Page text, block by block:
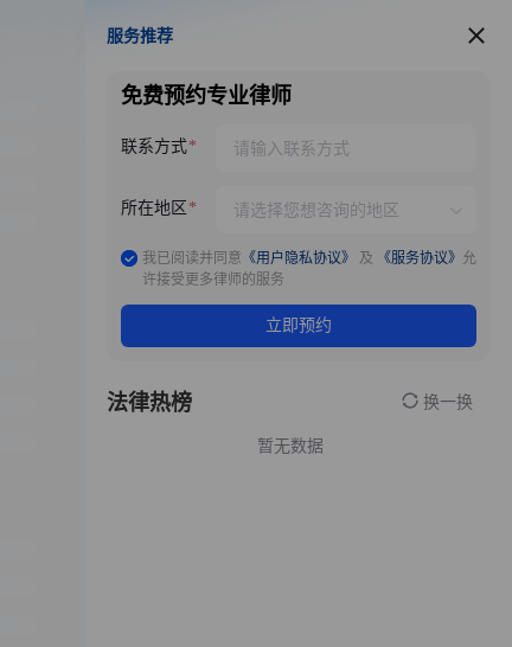
服务推荐
服务推荐
免费预约专业律师
联系方式
所在地区
我已阅读并同意 《用户隐私协议》 及 《服务协议》 允
许接受更多律师的服务
立即预约
法律热榜 换一换
暂无数据